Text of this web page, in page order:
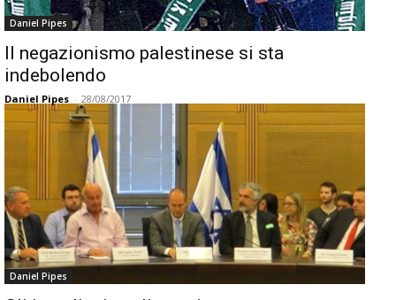
Daniel Pipes
Il negazionismo palestinese si sta
indebolendo
Daniel Pipes - 28/08/2017
Daniel Pipes